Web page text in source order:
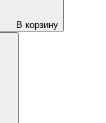
В корзину